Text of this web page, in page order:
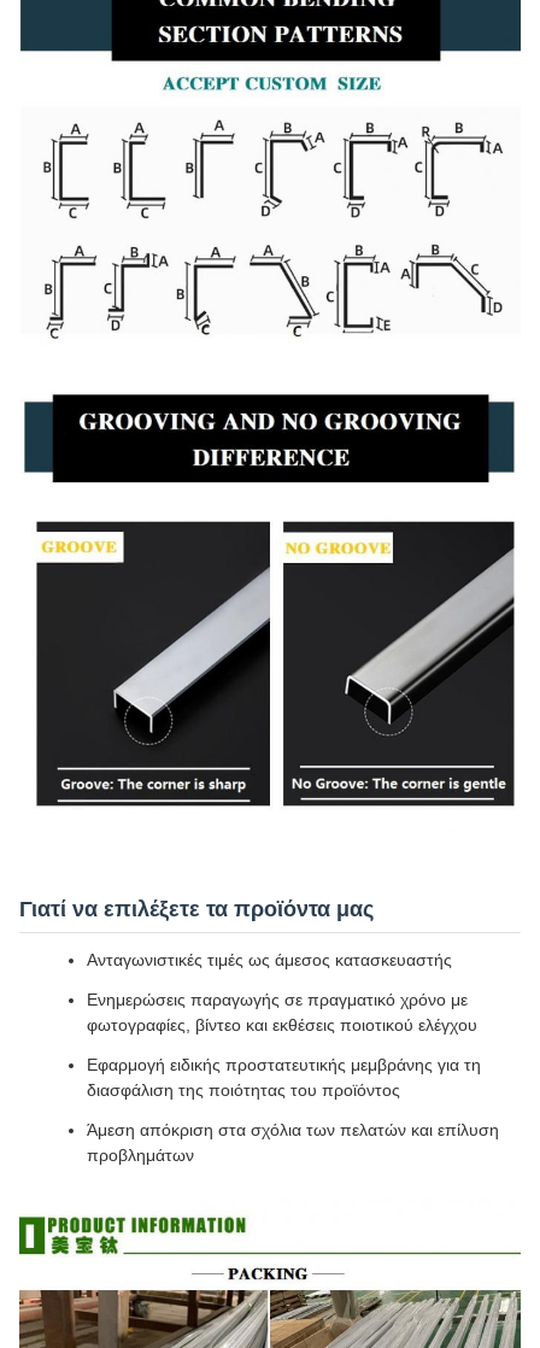
Γιατί να επιλέξετε τα προϊόντα μας
Ανταγωνιστικές τιμές ως άμεσος κατασκευαστής
Ενημερώσεις παραγωγής σε πραγματικό χρόνο με
φωτογραφίες, βίντεο και εκθέσεις ποιοτικού ελέγχου
Εφαρμογή ειδικής προστατευτικής μεμβράνης για τη
διασφάλιση της ποιότητας του προϊόντος
Άμεση απόκριση στα σχόλια των πελατών και επίλυση
προβλημάτων